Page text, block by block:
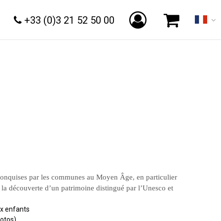
+33 (0)3 21 52 50 00
par les communes au Moyen Âge, en particulier
découverte d’un patrimoine distingué par l’Unesco et
enfants